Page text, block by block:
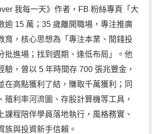
我每一天》作者，FB 粉絲專頁「大
逾 15 萬；35 歲離開職場，專注推廣
育，核心思想為「專注本業、閒錢投
批進場；找到週期、逢低布局」。他
驗，曾以 5 年時間存 700 張兆豐金，
在高點獲利了結，賺取千萬獲利；同
殖利率河流圖、存股計算機等工具，
課程陪伴學員落地執行，風格務實、
族與投資新手信賴。